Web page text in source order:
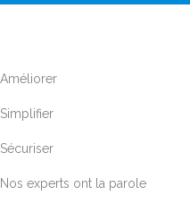
Améliorer
Simplifier
Sécuriser
Nos experts ont la parole